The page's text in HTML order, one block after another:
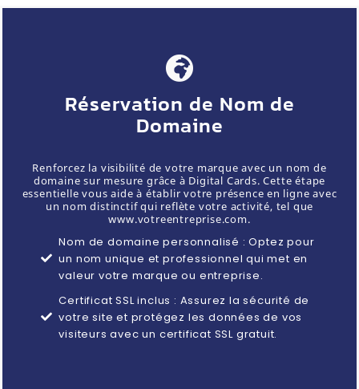
Réservation de Nom de
Domaine
Renforcez la visibilité de votre marque avec un nom de
domaine sur mesure grâce à Digital Cards. Cette étape
essentielle vous aide à établir votre présence en ligne avec
un nom distinctif qui reflète votre activité, tel que
www.votreentreprise.com.
Nom de domaine personnalisé : Optez pour
un nom unique et professionnel qui met en
valeur votre marque ou entreprise.
Certificat SSL inclus : Assurez la sécurité de
votre site et protégez les données de vos
visiteurs avec un certificat SSL gratuit.